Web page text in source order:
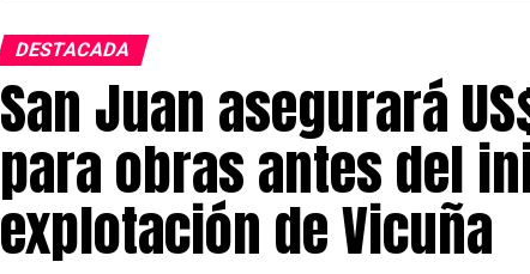
DESTACADA
San Juan asegurará
para obras antes del
explotación de Vicuña